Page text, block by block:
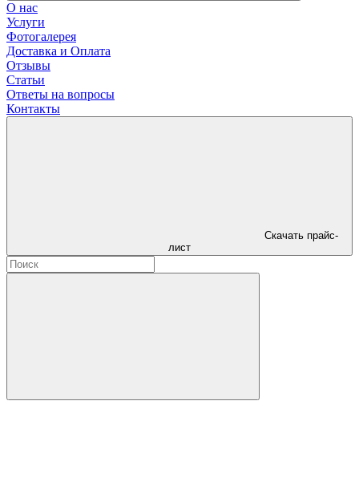
О нас
Услуги
Фотогалерея
Доставка и Оплата
Отзывы
Статьи
Ответы на вопросы
Контакты
Скачать прайс-
лист